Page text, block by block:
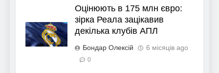
Оцінюють в 175 млн євро:
зірка Реала зацікавив
декілька клубів АПЛ
Бондар Олексій 6 місяців ago
0